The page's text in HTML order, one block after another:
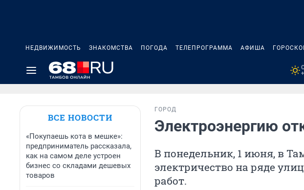
НЕДВИЖИМОСТЬ ЗНАКОМСТВА ПОГОДА ТЕЛЕПРОГРАММА АФИША
ВСЕ НОВОСТИ
«Покупаешь кота в мешке»:
предприниматель рассказала,
как на самом деле устроен
бизнес со складами дешевых
товаров
ГОРОД
Электроэнергию
В понедельник, 1 июня, в
электричество на ряде
работ.